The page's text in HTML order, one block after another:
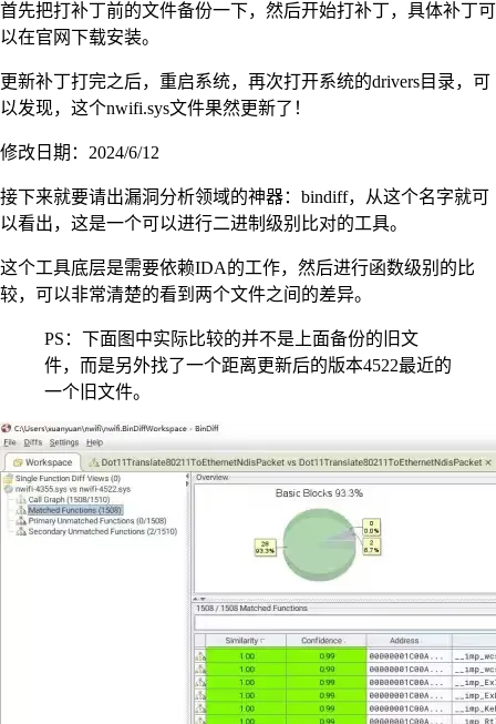
首先把打补丁前的文件备份一下，然后开始打补丁，具体补丁可
以在官网下载安装。
更新补丁打完之后，重启系统，再次打开系统的drivers目录，可
以发现，这个nwifi.sys文件果然更新了！
修改日期：2024/6/12
接下来就要请出漏洞分析领域的神器：bindiff，从这个名字就可
以看出，这是一个可以进行二进制级别比对的工具。
这个工具底层是需要依赖IDA的工作，然后进行函数级别的比
较，可以非常清楚的看到两个文件之间的差异。
PS：下面图中实际比较的并不是上面备份的旧文
件，而是另外找了一个距离更新后的版本4522最近的
一个旧文件。